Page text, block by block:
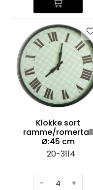
Klokke sort
ramme/romertall
Ø:45 cm
20-3114
- +